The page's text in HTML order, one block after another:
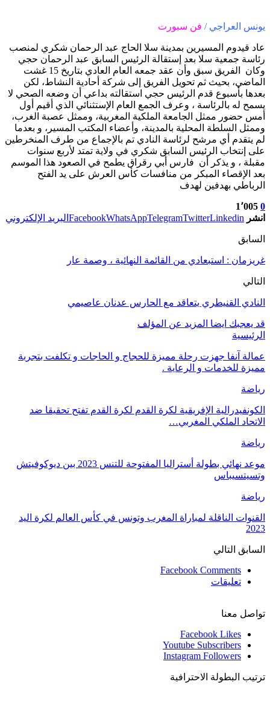
يونس العراجي / فن سبورت
عاد قيدوم المسيرين بمدينة سلا الحاج عبد الرحمان شكري لمنصب
رئاسة جمعية سلا بعد إستقالة الرئيس السابق عبد الرحمان حجي
وكان الفريق سبق وأن عقد جمعه العام العادي بتاريخ 15 غشت
الماضي، بحيث ثم تحويل الفريق إلى شركة أحادية النشاط، لكن
بعدها بأسبوع قدم الرئيس حجي استقالته بداعي أن وضعه الصحي لا
يسمح له بالرئاسة ، وعرف الجمع العام الإستثنائي الذي أقيم أول
أمس حضور ممثل الجامعة الملكية المغربية، وممثل عصبة الغرب،
وممثل السلطة المحلية بالمدينة، وأعضاء المكتب المسير، و بعدما
لم يتقدم أي مرشح لرئاسة النادي تم بالإجماع من طرف المنخرطين
على إنتخاب الرئيس السابق شكري في ولاية تمتد لأربع سنوات
مقبلة ، و يذكر أن فارس أبي رقراق يطمح في الصعود هذا الموسم
بعد الإقصاء المبكر من منافسات كأس العرش على يد الفتح
الرباطي بهدفين لهدف
0 1٬005
انشر
FacebookWhatsAppTelegramTwitterLinkedin البريد الإلكتروني
السابق
غريزمان : استبعادي من القائمة النهائية ، وصمة عار
التالي
النادي القنيطري يتعاقد مع الحارس عدنان عاصيمي
قد يعجبك ايضا المزيد عن المؤلف
الرئيسية
عمالة آنفا جهزت رحلة مميزة للحجاج و الحاجات و تكلفت بتجربة
مميزة للخدمات و الرعاية .
رياضة
الكونفيدرالية الإفريقية لكرة القدم لكرة القدم تفتح تحقيقا ضد
الاتحاد الملكي المغربي…
رياضة
موعد نهائي بطولة أستراليا المفتوحة للتنس 2023 بين ديوكوفيتش
وتسيتسيباس
رياضة
القنوات الناقلة لمباراة المغرب وتونس في كأس العالم لكرة اليد
2023
السابق التالي
Facebook Comments
تعليقات
تواصل معنا
Facebook Likes
Youtube Subscribers
Instagram Followers
ترتيب البطولة الاحترافية